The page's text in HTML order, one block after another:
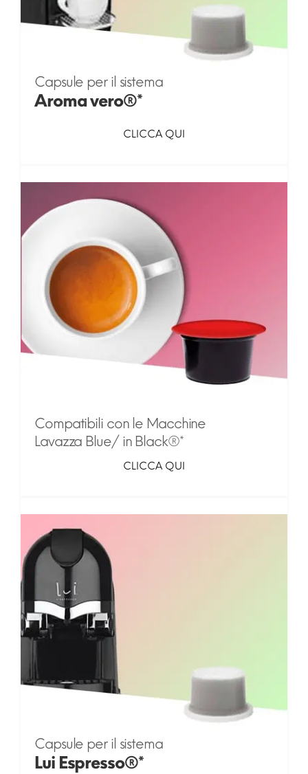
Capsule per il sistema
Aroma vero®*
CLICCA QUI
Compatibili con le Macchine
Lavazza Blue/ in Black®*
CLICCA QUI
Capsule per il sistema
Lui Espresso®*